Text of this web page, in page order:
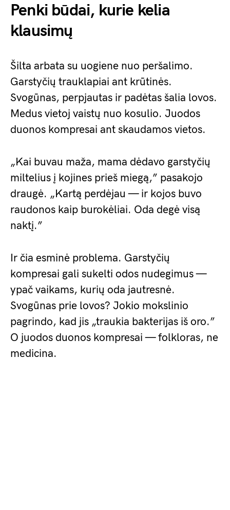
Penki būdai, kurie kelia
klausimų
Šilta arbata su uogiene nuo peršalimo.
Garstyčių trauklapiai ant krūtinės.
Svogūnas, perpjautas ir padėtas šalia lovos.
Medus vietoj vaistų nuo kosulio. Juodos
duonos kompresai ant skaudamos vietos.
„Kai buvau maža, mama dėdavo garstyčių
miltelius į kojines prieš miegą,” pasakojo
draugė. „Kartą perdėjau — ir kojos buvo
raudonos kaip burokėliai. Oda degė visą
naktį.”
Ir čia esminė problema. Garstyčių
kompresai gali sukelti odos nudegimus —
ypač vaikams, kurių oda jautresnė.
Svogūnas prie lovos? Jokio mokslinio
pagrindo, kad jis „traukia bakterijas iš oro.”
O juodos duonos kompresai — folkloras, ne
medicina.